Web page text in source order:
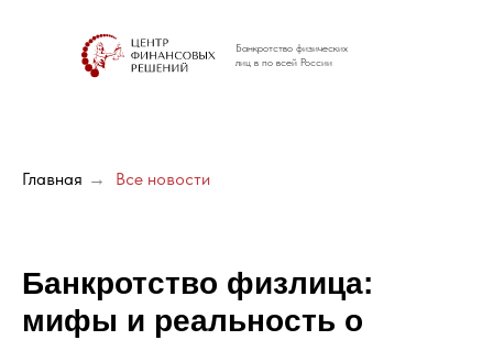
Банкротство физических
лиц в по всей России
Главная → Все новости
Банкротство физлица:
мифы и реальность о